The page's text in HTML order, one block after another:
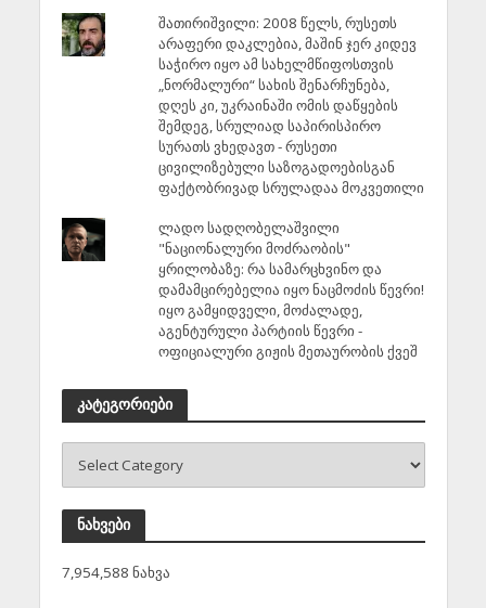
შათირიშვილი: 2008 წელს, რუსეთს
არაფერი დაკლებია, მაშინ ჯერ კიდევ
საჭირო იყო ამ სახელმწიფოსთვის
„ნორმალური“ სახის შენარჩუნება,
დღეს კი, უკრაინაში ომის დაწყების
შემდეგ, სრულიად საპირისპირო
სურათს ვხედავთ - რუსეთი
ცივილიზებული საზოგადოებისგან
ფაქტობრივად სრულადაა მოკვეთილი
ლადო სადღობელაშვილი
"ნაციონალური მოძრაობის"
ყრილობაზე: რა სამარცხვინო და
დამამცირებელია იყო ნაცმოძის წევრი!
იყო გამყიდველი, მოძალადე,
აგენტურული პარტიის წევრი -
ოფიციალური გიჟის მეთაურობის ქვეშ
კატეგორიები
ნახვები
7,954,588 ნახვა